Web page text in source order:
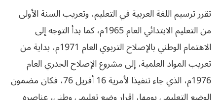
تقرر ترسيم اللغة العربية في التعليم، وتعريب السنة الأولى
من التعليم الابتدائي العام 1965م، كما بدأ التوجه إلى
الاهتمام الوطني بالإصلاح التربوي العام 1971م، بداية من
تعريب المواد العلمية، إلى مشروع الإصلاح الجذري العام
1976م، الذي جاء تنفيذا لأمرية 16 أفريل 76، فكان مضمون